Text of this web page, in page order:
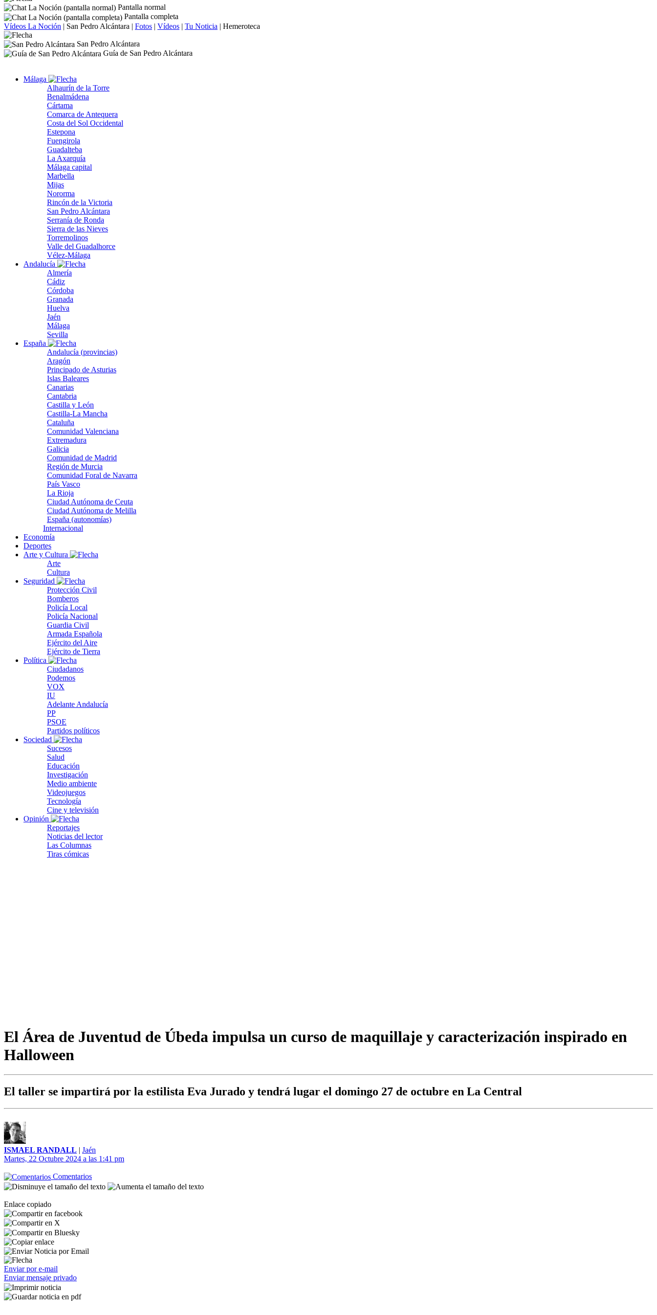
Pantalla normal
Pantalla completa
Vídeos La Noción | San Pedro Alcántara | Fotos | Vídeos | Tu Noticia | Hemeroteca
San Pedro Alcántara
Guía de San Pedro Alcántara
Málaga
Alhaurín de la Torre
Benalmádena
Cártama
Comarca de Antequera
Costa del Sol Occidental
Estepona
Fuengirola
Guadalteba
La Axarquía
Málaga capital
Marbella
Mijas
Nororma
Rincón de la Victoria
San Pedro Alcántara
Serranía de Ronda
Sierra de las Nieves
Torremolinos
Valle del Guadalhorce
Vélez-Málaga
Andalucía
Almería
Cádiz
Córdoba
Granada
Huelva
Jaén
Málaga
Sevilla
España
Andalucía (provincias)
Aragón
Principado de Asturias
Islas Baleares
Canarias
Cantabria
Castilla y León
Castilla-La Mancha
Cataluña
Comunidad Valenciana
Extremadura
Galicia
Comunidad de Madrid
Región de Murcia
Comunidad Foral de Navarra
País Vasco
La Rioja
Ciudad Autónoma de Ceuta
Ciudad Autónoma de Melilla
España (autonomías)
Internacional
Economía
Deportes
Arte y Cultura
Arte
Cultura
Seguridad
Protección Civil
Bomberos
Policía Local
Policía Nacional
Guardia Civil
Armada Española
Ejército del Aire
Ejército de Tierra
Política
Ciudadanos
Podemos
VOX
IU
Adelante Andalucía
PP
PSOE
Partidos políticos
Sociedad
Sucesos
Salud
Educación
Investigación
Medio ambiente
Videojuegos
Tecnología
Cine y televisión
Opinión
Reportajes
Noticias del lector
Las Columnas
Tiras cómicas
El Área de Juventud de Úbeda impulsa un curso de maquillaje y caracterización inspirado en
Halloween
El taller se impartirá por la estilista Eva Jurado y tendrá lugar el domingo 27 de octubre en La Central
ISMAEL RANDALL | Jaén
Martes, 22 Octubre 2024 a las 1:41 pm
Comentarios
Enlace copiado
Enviar por e-mail
Enviar mensaje privado